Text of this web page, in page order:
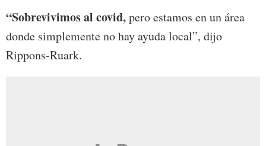
“Sobrevivimos al covid,pero estamos en un área
donde simplemente no hay ayuda local”, dijo
Rippons-Ruark.